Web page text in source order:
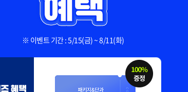
※ 이벤트 기간 : 5/15(금) ~ 8/11(화)